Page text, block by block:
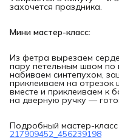
захочется праздника.
Мини мастер-класс:
Из фетра вырезаем
пару петельным швом по
набиваем синтепухом,
приклеиваем на
вместе и приклеиваем к
на дверную ручку —
Подробный мастер-
217909452_456239198